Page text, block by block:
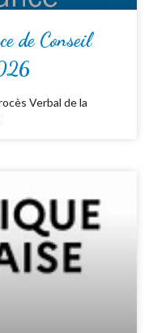
de Conseil
Verbal de la